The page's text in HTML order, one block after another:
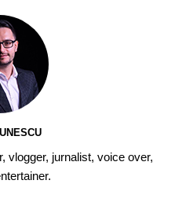
vlogger, jurnalist, voice over,